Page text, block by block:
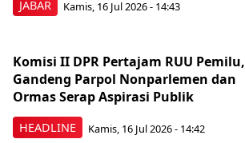
JABAR Kamis, 16 Jul 2026 - 14:43
HEADLINE
Komisi II DPR Pertajam RUU Pemilu,
Gandeng Parpol Nonparlemen dan
Ormas Serap Aspirasi Publik
Kamis, 16 Jul 2026 - 14:42